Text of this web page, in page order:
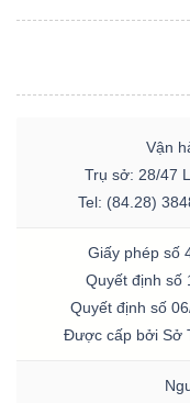
Vận
Trụ sở: 28/47
Tel: (84.28)
Giấy phép số
Quyết định số
Quyết định số
Được cấp bởi Sở